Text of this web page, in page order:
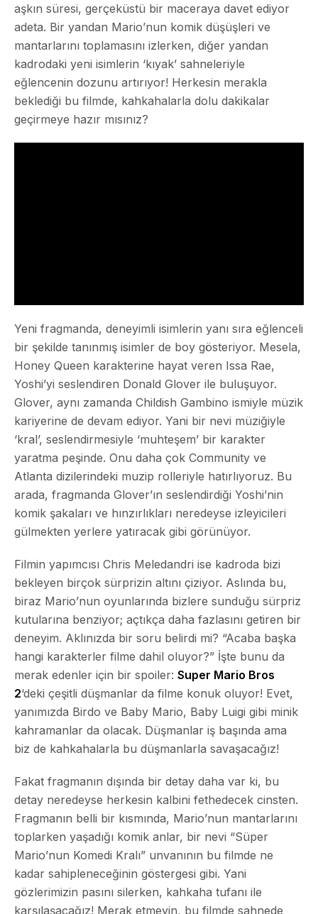
aşkın süresi, gerçeküstü bir maceraya davet ediyor
adeta. Bir yandan Mario’nun komik düşüşleri ve
mantarlarını toplamasını izlerken, diğer yandan
kadrodaki yeni isimlerin ‘kıyak’ sahneleriyle
eğlencenin dozunu artırıyor! Herkesin merakla
beklediği bu filmde, kahkahalarla dolu dakikalar
geçirmeye hazır mısınız?
Yeni fragmanda, deneyimli isimlerin yanı sıra eğlenceli
bir şekilde tanınmış isimler de boy gösteriyor. Mesela,
Honey Queen karakterine hayat veren Issa Rae,
Yoshi’yi seslendiren Donald Glover ile buluşuyor.
Glover, aynı zamanda Childish Gambino ismiyle müzik
kariyerine de devam ediyor. Yani bir nevi müziğiyle
‘kral’, seslendirmesiyle ‘muhteşem’ bir karakter
yaratma peşinde. Onu daha çok Community ve
Atlanta dizilerindeki muzip rolleriyle hatırlıyoruz. Bu
arada, fragmanda Glover’ın seslendirdiği Yoshi’nin
komik şakaları ve hınzırlıkları neredeyse izleyicileri
gülmekten yerlere yatıracak gibi görünüyor.
Filmin yapımcısı Chris Meledandri ise kadroda bizi
bekleyen birçok sürprizin altını çiziyor. Aslında bu,
biraz Mario’nun oyunlarında bizlere sunduğu sürpriz
kutularına benziyor; açtıkça daha fazlasını getiren bir
deneyim. Aklınızda bir soru belirdi mi? “Acaba başka
hangi karakterler filme dahil oluyor?” İşte bunu da
merak edenler için bir spoiler: Super Mario Bros
2‘deki çeşitli düşmanlar da filme konuk oluyor! Evet,
yanımızda Birdo ve Baby Mario, Baby Luigi gibi minik
kahramanlar da olacak. Düşmanlar iş başında ama
biz de kahkahalarla bu düşmanlarla savaşacağız!
Fakat fragmanın dışında bir detay daha var ki, bu
detay neredeyse herkesin kalbini fethedecek cinsten.
Fragmanın belli bir kısmında, Mario’nun mantarlarını
toplarken yaşadığı komik anlar, bir nevi “Süper
Mario’nun Komedi Kralı” unvanının bu filmde ne
kadar sahipleneceğinin göstergesi gibi. Yani
gözlerimizin pasını silerken, kahkaha tufanı ile
karşılaşacağız! Merak etmeyin, bu filmde sahnede